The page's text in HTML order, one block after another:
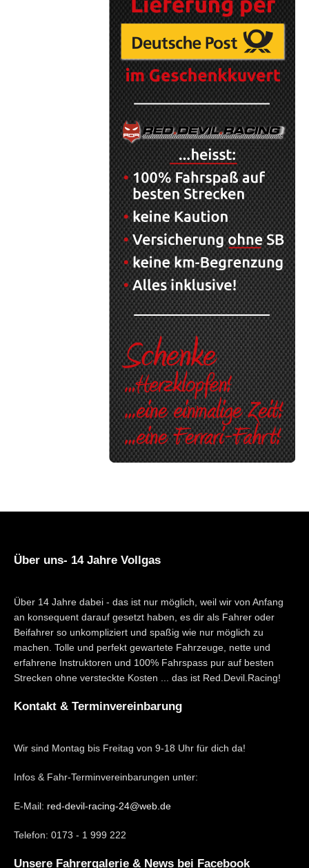
Über uns- 14 Jahre Vollgas
Über 14 Jahre dabei - das ist nur möglich, weil wir von Anfang
an konsequent darauf gesetzt haben, es dir als Fahrer oder
Beifahrer so unkompliziert und spaßig wie nur möglich zu
machen. Tolle und perfekt gewartete Fahrzeuge, nette und
erfahrene Instruktoren und 100% Fahrspass pur auf besten
Strecken ohne versteckte Kosten ... das ist Red.Devil.Racing!
Kontakt & Terminvereinbarung
Wir sind Montag bis Freitag von 9-18 Uhr für dich da!
Infos & Fahr-Terminvereinbarungen unter:
E-Mail: red-devil-racing-24@web.de
Telefon: 0173 - 1 999 222
Unsere Fahrergalerie & News bei Facebook